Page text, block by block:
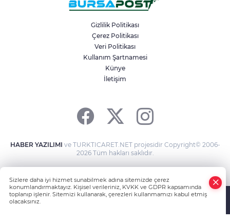
Mahalleyi savaş alanına çevirdi, alkollü
Bir adımla hayata tutundu, motosikletli
duvara çarparak can verdi
Gizlilik Politikası
Çerez Politikası
Veri Politikası
Kullanım Şartnamesi
Künye
İletişim
HABER YAZILIMI ve TURKTICARET.NET projesidir Copyright© 2006-
2026 Tüm hakları saklıdır.
Sizlere daha iyi hizmet sunabilmek adına sitemizde çerez
konumlandırmaktayız. Kişisel verileriniz, KVKK ve GDPR kapsamında
toplanıp işlenir. Sitemizi kullanarak, çerezleri kullanmamızı kabul etmiş
olacaksınız.